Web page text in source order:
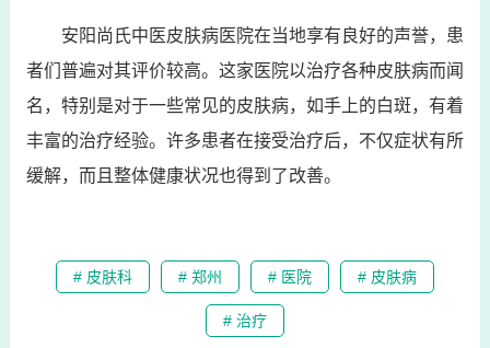
安阳尚氏中医皮肤病医院在当地享有良好的声誉，患
者们普遍对其评价较高。这家医院以治疗各种皮肤病而闻
名，特别是对于一些常见的皮肤病，如手上的白斑，有着
丰富的治疗经验。许多患者在接受治疗后，不仅症状有所
缓解，而且整体健康状况也得到了改善。
# 皮肤科 # 郑州 # 医院 # 皮肤病
# 治疗